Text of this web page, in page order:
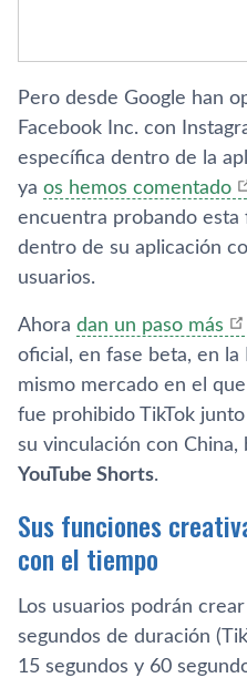
Pero desde Google han
Facebook Inc. con
específica dentro de la
ya os hemos comentado
encuentra probando
dentro de su aplicación
usuarios.
Ahora dan un paso más
oficial, en fase beta, en la
mismo mercado en el que
fue prohibido TikTok
su vinculación con China,
YouTube Shorts.
Sus funciones
con el tiempo
Los usuarios podrán
segundos de duración
15 segundos y 60